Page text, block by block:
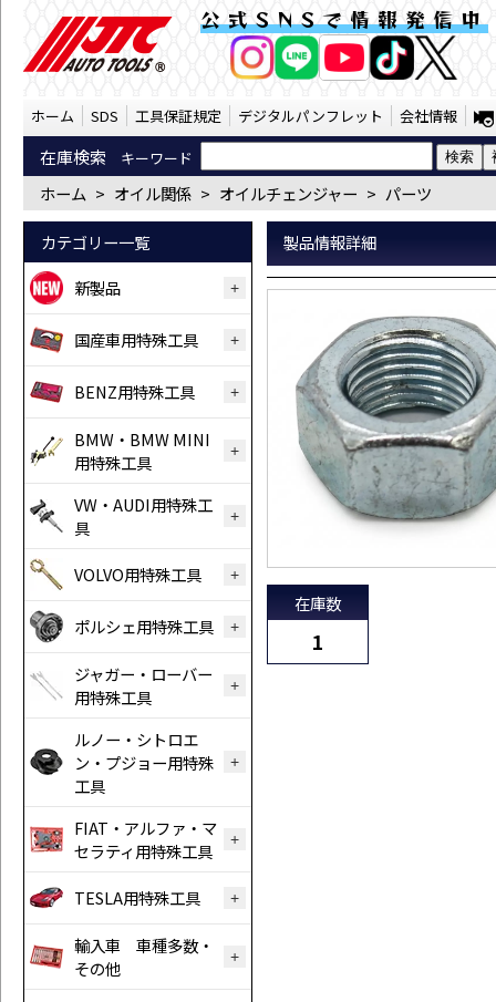
※スクリュー（JTC1020-13） |
公式SNSで情報発信中
ホーム SDS 工具保証規定 デジタルパンフレット 会社情報
在庫検索 キーワード
ホーム > オイル関係 > オイルチェンジャー > パーツ
カテゴリー一覧
新製品
国産車用特殊工具
BENZ用特殊工具
BMW・BMW MINI
用特殊工具
VW・AUDI用特殊工
具
VOLVO用特殊工具
ポルシェ用特殊工具
ジャガー・ローバー
用特殊工具
ルノー・シトロエ
ン・プジョー用特殊
工具
FIAT・アルファ・マ
セラティ用特殊工具
TESLA用特殊工具
輸入車 車種多数・
その他
製品情報詳細
在庫数
1
AI商品コンシェルジ
オンライン